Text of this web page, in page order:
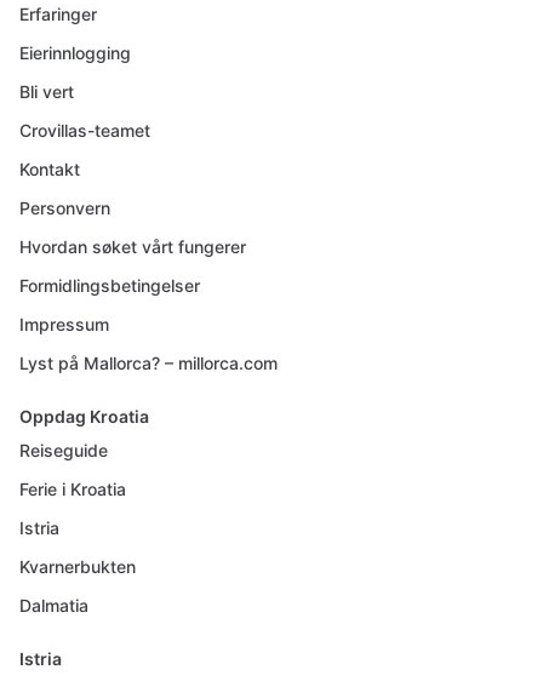
Erfaringer
Eierinnlogging
Bli vert
Crovillas-teamet
Kontakt
Personvern
Hvordan søket vårt fungerer
Formidlingsbetingelser
Impressum
Lyst på Mallorca? – millorca.com
Oppdag Kroatia
Reiseguide
Ferie i Kroatia
Istria
Kvarnerbukten
Dalmatia
Istria